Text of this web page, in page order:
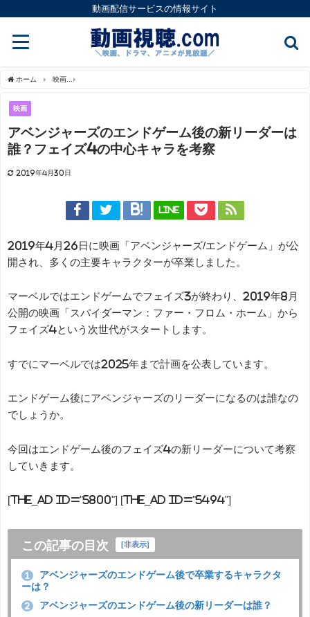
動画配信サービスの情報サイト
ホーム 映画
映画
アベンジャーズのエンドゲーム後の新リーダーは
誰？フェイズ4の中心キャラを考察
2019年4月30日
LINE
2019年4月26日に映画「アベンジャーズ/エンドゲーム」が公
開され、多くの主要キャラクターが卒業しました。
マーベルではエンドゲームでフェイズ3が終わり、2019年8月
公開の映画「スパイダーマン：ファー・フロム・ホーム」から
フェイズ4という次世代がスタートします。
すでにマーベルでは2025年まで計画を公表しています。
エンドゲーム後にアベンジャーズのリーダーになるのは誰なの
でしょうか。
今回はエンドゲーム後のフェイズ4の新リーダーについて考察
していきます。
[the_ad id="5800"] [the_ad id="5494"]
この記事の目次 [非表示]
1
アベンジャーズのエンドゲーム後で卒業するキャラクタ
ーは？
2 アベンジャーズのエンドゲーム後の新リーダーは誰？